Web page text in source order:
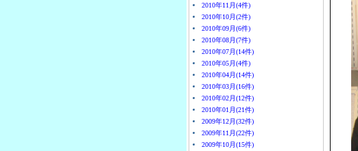
2010年11月(4件)
2010年10月(2件)
2010年09月(6件)
2010年08月(7件)
2010年07月(14件)
2010年05月(4件)
2010年04月(14件)
2010年03月(16件)
2010年02月(12件)
2010年01月(21件)
2009年12月(32件)
2009年11月(22件)
2009年10月(15件)